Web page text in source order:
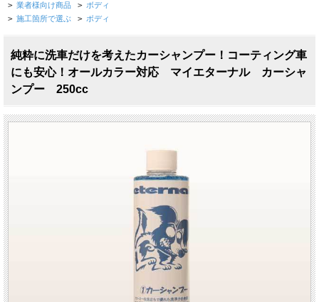
> 業者様向け商品 > ボディ
> 施工箇所で選ぶ > ボディ
純粋に洗車だけを考えたカーシャンプー！コーティング車
にも安心！オールカラー対応 マイエターナル カーシャ
ンプー 250cc